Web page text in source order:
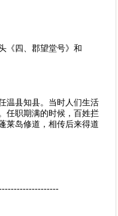
《四、郡望堂号》和
温县知县。当时人们生活
任职期满的时候，百姓拦
莱岛修道，相传后来得道